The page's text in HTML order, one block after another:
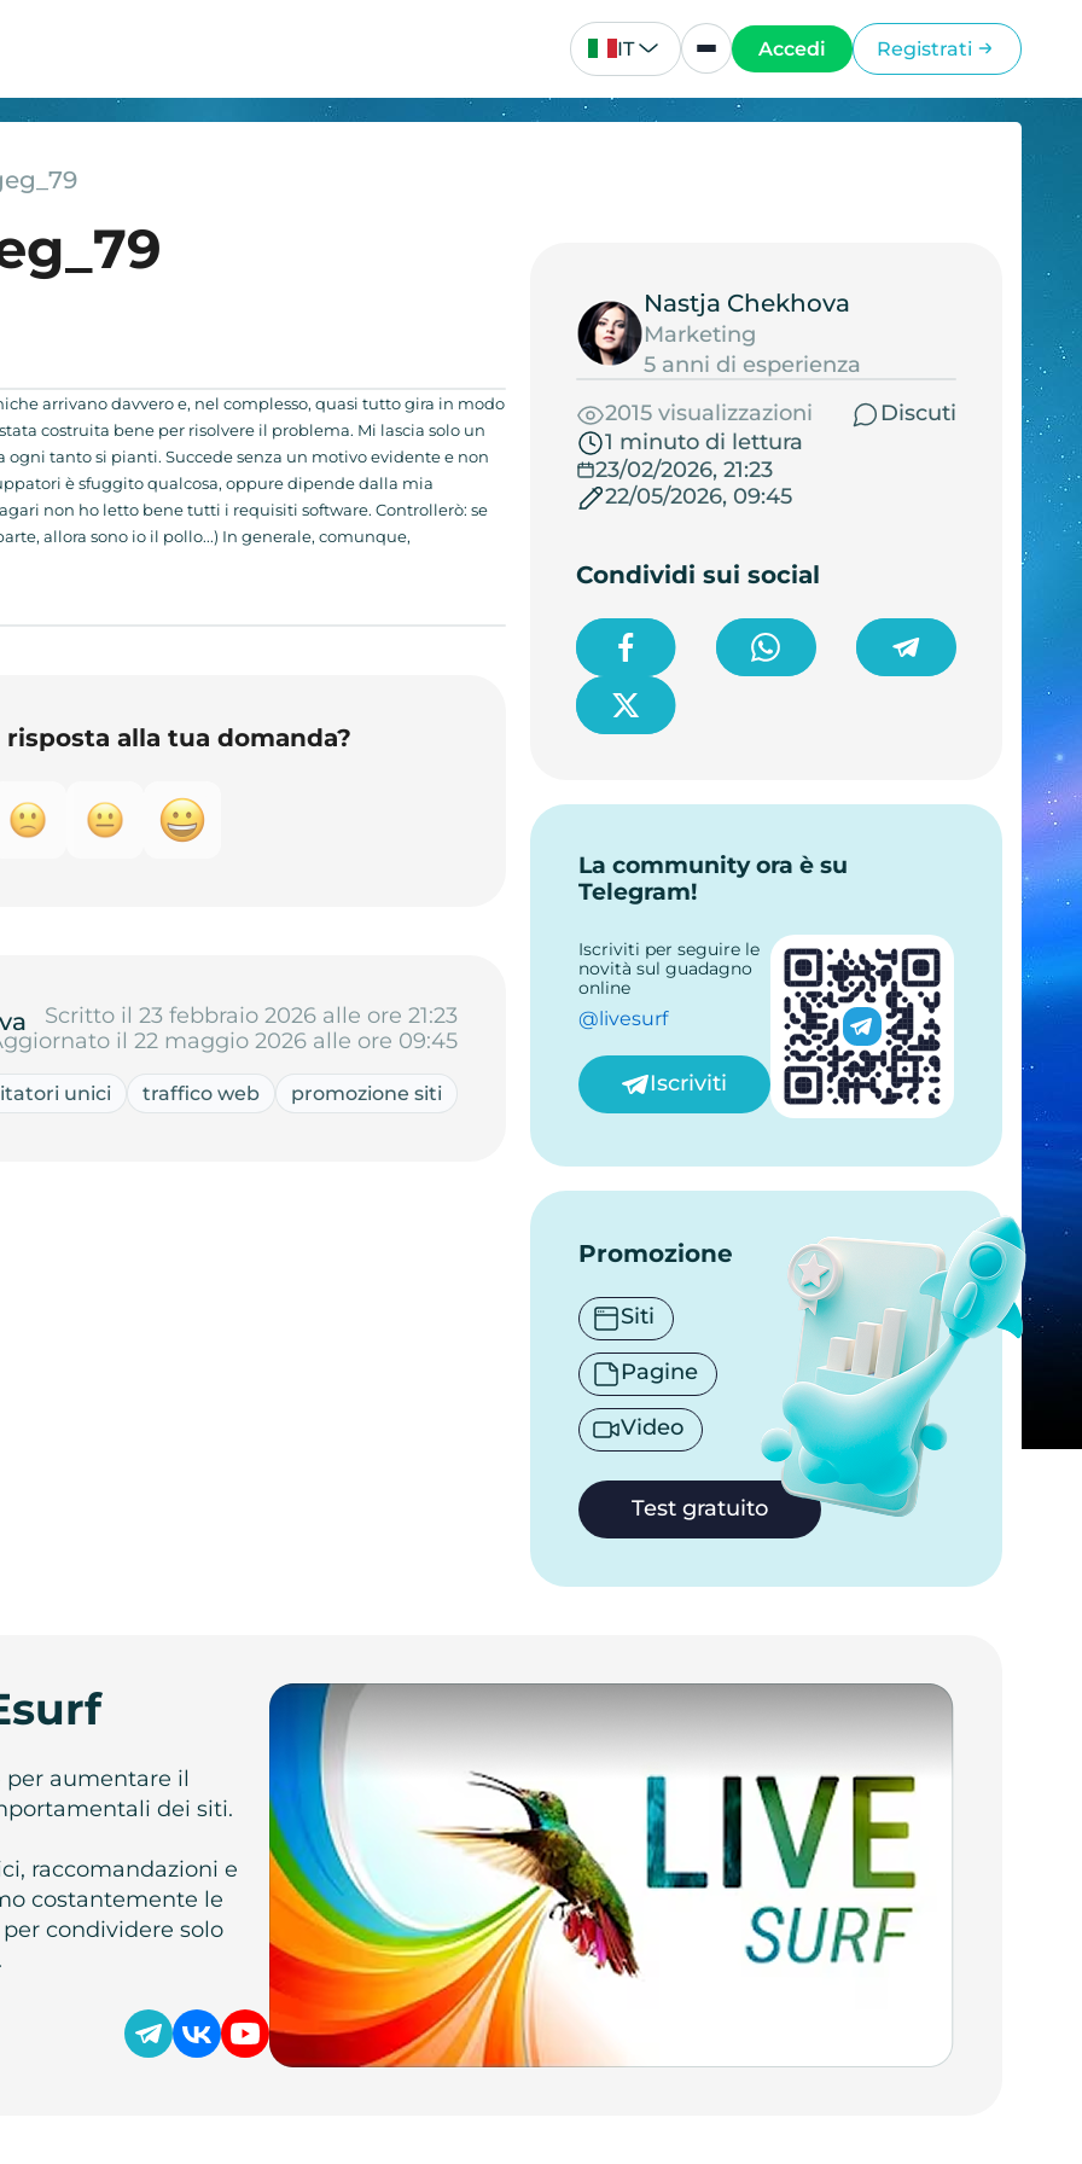
IT Accedi Registrati
arrivano davvero e, nel complesso, quasi tutto gira in modo
costruita bene per risolvere il problema. Mi lascia solo un
tanto si pianti. Succede senza un motivo evidente e non
è sfuggito qualcosa, oppure dipende dalla mia
non ho letto bene tutti i requisiti software. Controllerò: se
allora sono io il pollo...) In generale, comunque,
alla tua domanda?
Scritto il 23 febbraio 2026 alle ore 21:23
il 22 maggio 2026 alle ore 09:45
unici traffico web promozione siti
Nastja Chekhova
Marketing
5 anni di esperienza
2015 visualizzazioni
Discuti
1 minuto di lettura
23/02/2026, 21:23
22/05/2026, 09:45
Condividi sui social
La community ora è su
Telegram!
Iscriviti per seguire le
novità sul guadagno
online
@livesurf
Iscriviti
Promozione
Siti
Pagine
Video
Test gratuito
aumentare il
dei siti.
raccomandazioni e
costantemente le
condividere solo